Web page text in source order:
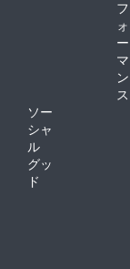
フ
ォ
ー
マ
ン
ス
ソー
シャ
ル
グッ
ド